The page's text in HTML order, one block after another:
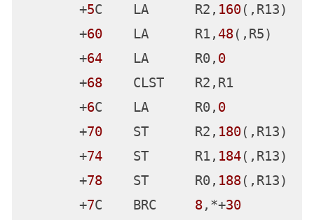
       +
32
    MVHI
176 (R13),0
       +
38
    L       R15,
0(,R3)
       +
3C    LA      R0, 22
       +
40
    LA      R1,
152
       +
44
    ST      R0,
152
       +
48
    BASR    R14,R15
       +
4A    LA      R0, 160(,R13)
       +
4E    L       R15,4(,R3)
       +
52
    LA      R1,
152(,R13)